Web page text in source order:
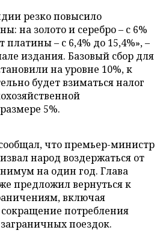
резко повысило
на золото и серебро – с 6%
платины – с 6,4% до 15,4%», –
издания. Базовый сбор для
на уровне 10%, к
будет взиматься налог
5%.
что премьер-министр
народ воздержаться от
на один год. Глава
предложил вернуться к
включая
потребления
поездок.